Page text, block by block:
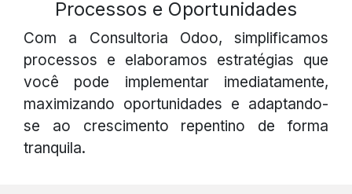
Processos e Oportunidades
Com a Consultoria Odoo, simplificamos
processos e elaboramos estratégias que
você pode implementar imediatamente,
maximizando oportunidades e adaptando-
se ao crescimento repentino de forma
tranquila.